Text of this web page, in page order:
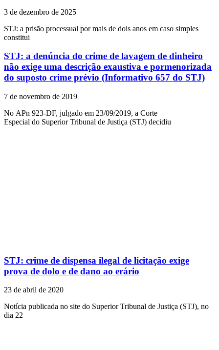
3 de dezembro de 2025
STJ: a prisão processual por mais de dois anos em caso simples
constitui
STJ: a denúncia do crime de lavagem de dinheiro
não exige uma descrição exaustiva e pormenorizada
do suposto crime prévio (Informativo 657 do STJ)
7 de novembro de 2019
No APn 923-DF, julgado em 23/09/2019, a Corte
Especial do Superior Tribunal de Justiça (STJ) decidiu
STJ: crime de dispensa ilegal de licitação exige
prova de dolo e de dano ao erário
23 de abril de 2020
Notícia publicada no site do Superior Tribunal de Justiça (STJ), no
dia 22